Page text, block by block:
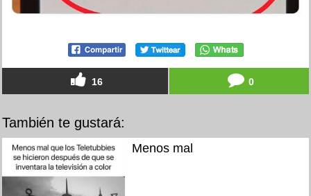
16 0
También te gustará:
Menos mal